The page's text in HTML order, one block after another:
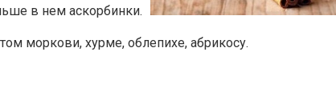
в нем аскорбинки.
моркови, хурме, облепихе, абрикосу.